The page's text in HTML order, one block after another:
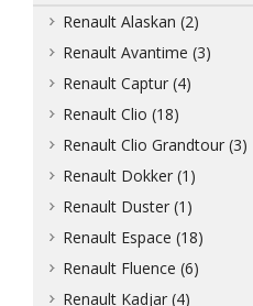
Renault Alaskan (2)
Renault Avantime (3)
Renault Captur (4)
Renault Clio (18)
Renault Clio Grandtour (3)
Renault Dokker (1)
Renault Duster (1)
Renault Espace (18)
Renault Fluence (6)
Renault Kadjar (4)